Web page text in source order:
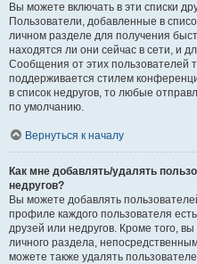
Вы можете включать в эти списки
Пользователи, добавленные в
личном разделе для получения
находятся ли они сейчас в сети, и
Сообщения от этих пользователей
поддерживается стилем
в список недругов, то любые
по умолчанию.
Вернуться к началу
Как мне добавлять/удалять
недругов?
Вы можете добавлять
профиле каждого пользователя
друзей или недругов. Кроме того,
личного раздела,
можете также удалять